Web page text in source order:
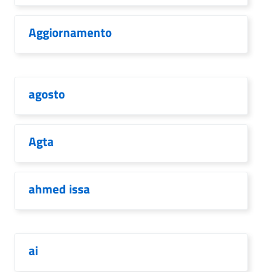
Aggiornamento
agosto
Agta
ahmed issa
ai